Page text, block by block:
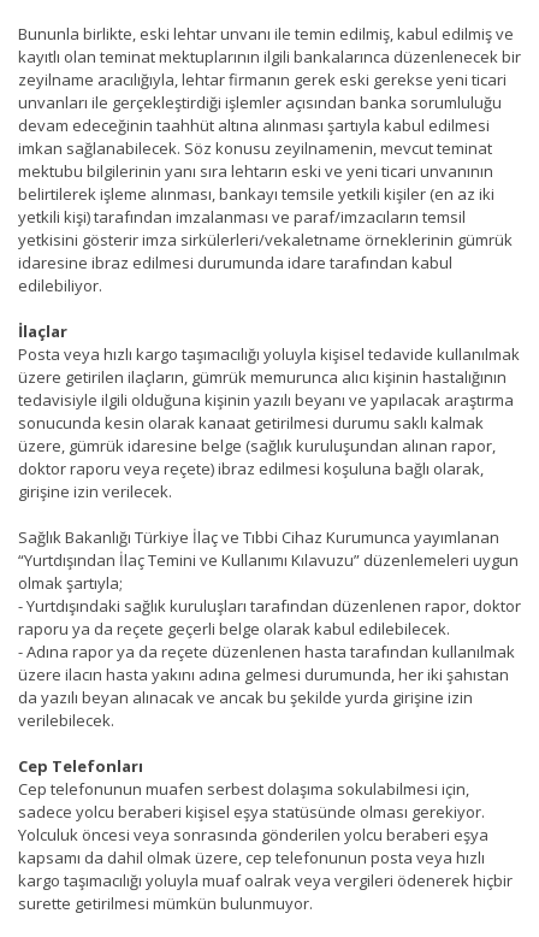
Bununla birlikte, eski lehtar unvanı ile temin edilmiş, kabul edilmiş ve
kayıtlı olan teminat mektuplarının ilgili bankalarınca düzenlenecek bir
zeyilname aracılığıyla, lehtar firmanın gerek eski gerekse yeni ticari
unvanları ile gerçekleştirdiği işlemler açısından banka sorumluluğu
devam edeceğinin taahhüt altına alınması şartıyla kabul edilmesi
imkan sağlanabilecek. Söz konusu zeyilnamenin, mevcut teminat
mektubu bilgilerinin yanı sıra lehtarın eski ve yeni ticari unvanının
belirtilerek işleme alınması, bankayı temsile yetkili kişiler (en az iki
yetkili kişi) tarafından imzalanması ve paraf/imzacıların temsil
yetkisini gösterir imza sirkülerleri/vekaletname örneklerinin gümrük
idaresine ibraz edilmesi durumunda idare tarafından kabul
edilebiliyor.
İlaçlar
Posta veya hızlı kargo taşımacılığı yoluyla kişisel tedavide kullanılmak
üzere getirilen ilaçların, gümrük memurunca alıcı kişinin hastalığının
tedavisiyle ilgili olduğuna kişinin yazılı beyanı ve yapılacak araştırma
sonucunda kesin olarak kanaat getirilmesi durumu saklı kalmak
üzere, gümrük idaresine belge (sağlık kuruluşundan alınan rapor,
doktor raporu veya reçete) ibraz edilmesi koşuluna bağlı olarak,
girişine izin verilecek.
Sağlık Bakanlığı Türkiye İlaç ve Tıbbi Cihaz Kurumunca yayımlanan
“Yurtdışından İlaç Temini ve Kullanımı Kılavuzu” düzenlemeleri uygun
olmak şartıyla;
- Yurtdışındaki sağlık kuruluşları tarafından düzenlenen rapor, doktor
raporu ya da reçete geçerli belge olarak kabul edilebilecek.
- Adına rapor ya da reçete düzenlenen hasta tarafından kullanılmak
üzere ilacın hasta yakını adına gelmesi durumunda, her iki şahıstan
da yazılı beyan alınacak ve ancak bu şekilde yurda girişine izin
verilebilecek.
Cep Telefonları
Cep telefonunun muafen serbest dolaşıma sokulabilmesi için,
sadece yolcu beraberi kişisel eşya statüsünde olması gerekiyor.
Yolculuk öncesi veya sonrasında gönderilen yolcu beraberi eşya
kapsamı da dahil olmak üzere, cep telefonunun posta veya hızlı
kargo taşımacılığı yoluyla muaf oalrak veya vergileri ödenerek hiçbir
surette getirilmesi mümkün bulunmuyor.